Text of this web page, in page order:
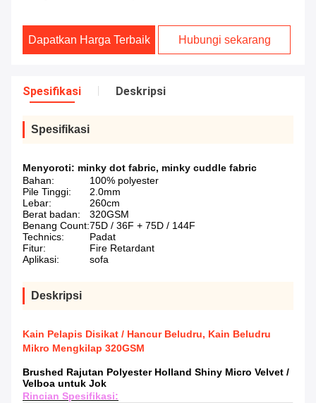
Dapatkan Harga Terbaik Hubungi sekarang
Spesifikasi Deskripsi
Spesifikasi
Menyoroti: minky dot fabric, minky cuddle fabric
Bahan:
100% polyester
Pile Tinggi:
2.0mm
Lebar:
260cm
Berat badan:
320GSM
Benang Count:75D / 36F + 75D / 144F
Technics:
Padat
Fitur:
Fire Retardant
Aplikasi:
sofa
Deskripsi
Kain Pelapis Disikat / Hancur Beludru, Kain Beludru
Mikro Mengkilap 320GSM
Brushed Rajutan Polyester Holland Shiny Micro Velvet /
Velboa untuk Jok
Rincian Spesifikasi: